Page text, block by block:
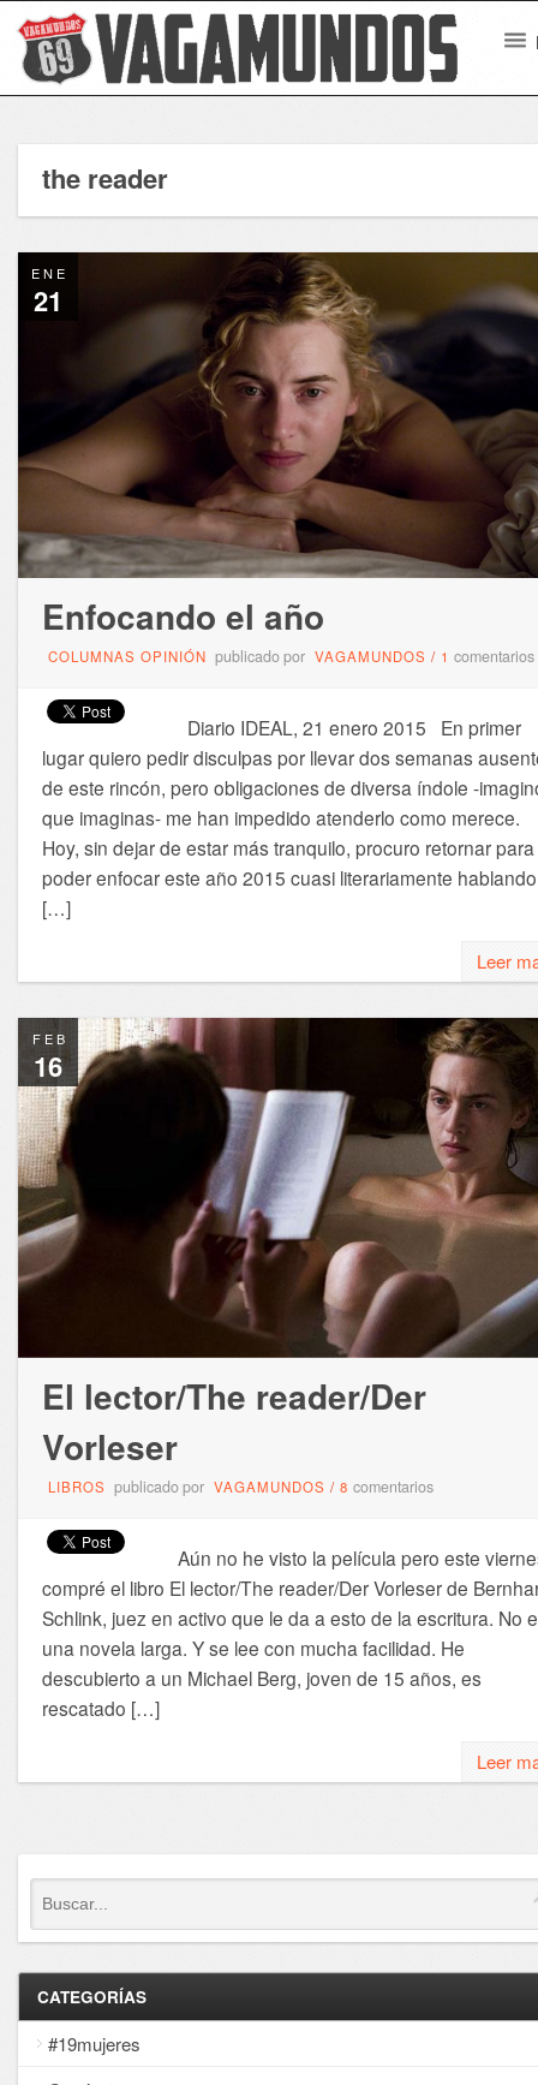
the reader
ENE
21
Enfocando el año
COLUMNAS OPINIÓN publicado por VAGAMUNDOS / 1 comentarios
Diario IDEAL, 21 enero 2015 En primer
lugar quiero pedir disculpas por llevar dos semanas
de este rincón, pero obligaciones de diversa índole -
que imaginas- me han impedido atenderlo como merece.
Hoy, sin dejar de estar más tranquilo, procuro retornar para
poder enfocar este año 2015 cuasi literariamente
[…]
Leer
FEB
16
El lector/The reader/Der
Vorleser
LIBROS publicado por VAGAMUNDOS / 8 comentarios
Aún no he visto la película pero este
compré el libro El lector/The reader/Der Vorleser de
Schlink, juez en activo que le da a esto de la escritura. No
una novela larga. Y se lee con mucha facilidad. He
descubierto a un Michael Berg, joven de 15 años, es
rescatado […]
Leer
CATEGORÍAS
#19mujeres